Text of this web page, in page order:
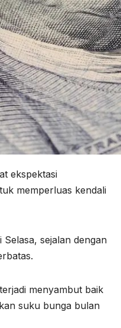
ekspektasi
memperluas kendali
sejalan dengan
menyambut baik
suku bunga bulan